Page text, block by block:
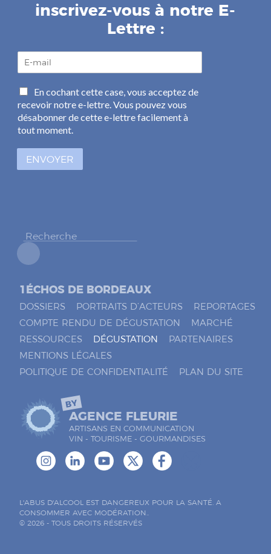
inscrivez-vous à notre E-
Lettre :
a
i
l
*
C
a
s
e
à
En cochant cette case, vous acceptez de
recevoir notre e-lettre. Vous pouvez vous
désabonner de cette e-lettre facilement à
tout moment.
ENVOYER
1ÉCHOS DE BORDEAUX
DOSSIERS PORTRAITS D’ACTEURS
REPORTAGES
COMPTE RENDU DE DÉGUSTATION
MARCHÉ
RESSOURCES
DÉGUSTATION
PARTENAIRES
MENTIONS LÉGALES
POLITIQUE DE CONFIDENTIALITÉ
PLAN DU SITE
BY
AGENCE FLEURIE
ARTISANS EN COMMUNICATION
VIN - TOURISME - GOURMANDISES
L'ABUS D'ALCOOL EST DANGEREUX POUR LA SANTÉ. A
CONSOMMER AVEC MODÉRATION..
© 2026 - TOUS DROITS RÉSERVÉS